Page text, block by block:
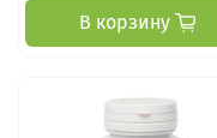
В корзину